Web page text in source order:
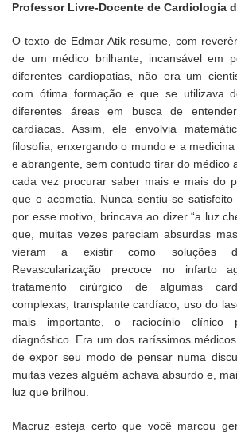
Professor Livre-Docente de Cardiologia
O texto de Edmar Atik resume, com
de um médico brilhante, incansável em
diferentes cardiopatias, não era um
com ótima formação e que se utilizava
diferentes áreas em busca de
cardíacas. Assim, ele envolvia
filosofia, enxergando o mundo e a
e abrangente, sem contudo tirar do médico
cada vez procurar saber mais e mais do
que o acometia. Nunca sentiu-se
por esse motivo, brincava ao dizer “a luz
que, muitas vezes pareciam absurdas
vieram a existir como soluções
Revascularização precoce no infarto
tratamento cirúrgico de algumas
complexas, transplante cardíaco, uso do
mais importante, o raciocínio clínico
diagnóstico. Era um dos raríssimos
de expor seu modo de pensar numa
muitas vezes alguém achava absurdo e,
luz que brilhou.
Macruz esteja certo que você marcou